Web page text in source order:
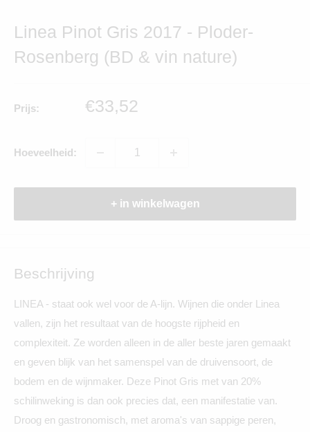
Linea Pinot Gris 2017 - Ploder-
Rosenberg (BD & vin nature)
Prijs: Verkoopprijs
€33,52
Hoeveelheid:
+ in winkelwagen
Beschrijving
LINEA - staat ook wel voor de A-lijn. Wijnen die onder Linea
vallen, zijn het resultaat van de hoogste rijpheid en
complexiteit. Ze worden alleen in de aller beste jaren gemaakt
en geven blijk van het samenspel van de druivensoort, de
bodem en de wijnmaker. Deze Pinot Gris met van 20%
schilinweking is dan ook precies dat, een manifestatie van.
Droog en gastronomisch, met aroma's van sappige peren,